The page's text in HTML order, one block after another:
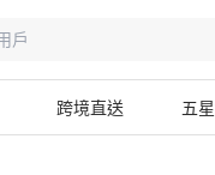
跨境直送 五